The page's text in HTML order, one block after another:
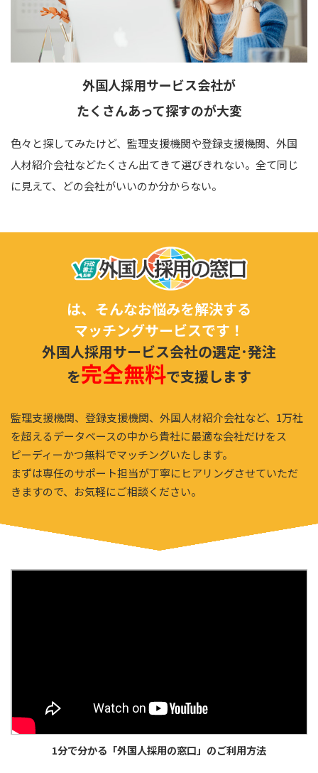
外国人採用サービス会社が
たくさんあって探すのが大変
色々と探してみたけど、監理支援機関や登録支援機関、外国
人材紹介会社などたくさん出てきて選びきれない。全て同じ
に見えて、どの会社がいいのか分からない。
は、そんなお悩みを解決する
マッチングサービスです！
外国人採用サービス会社の選定･発注
を完全無料で支援します
監理支援機関、登録支援機関、外国人材紹介会社など、1万社
を超えるデータベースの中から貴社に最適な会社だけをス
ピーディーかつ無料でマッチングいたします。
まずは専任のサポート担当が丁寧にヒアリングさせていただ
きますので、 お気軽にご相談ください。
1分で分かる「外国人採用の窓口」のご利用方法